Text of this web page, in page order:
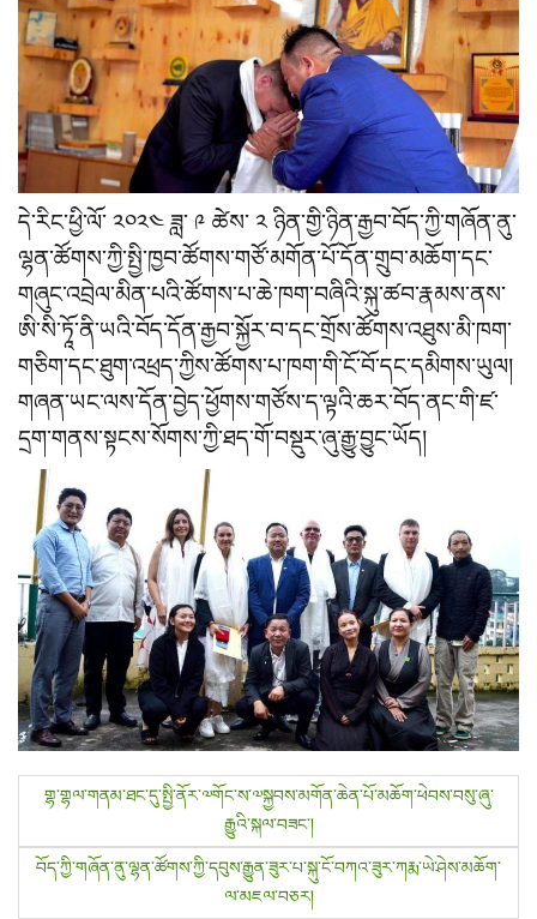
དེ་རིང་ཕྱི་ལོ་ ༢༠༢༤ ཟླ་ ༩ ཚེས་ ༢ ཉིན་གྱི་ཉིན་རྒྱབ་བོད་ཀྱི་གཞོན་ནུ་
ལྷན་ཚོགས་ཀྱི་སྤྱི་ཁྱབ་ཚོགས་གཙོ་མགོན་པོ་དོན་གྲུབ་མཆོག་དང་
གཞུང་འབྲེལ་མིན་པའི་ཚོགས་པ་ཆེ་ཁག་བཞིའི་སྐུ་ཚབ་རྣམས་ནས་
ཨི་སི་ཏཱོ་ནི་ཡའི་བོད་དོན་རྒྱབ་སྐྱོར་བ་དང་གྲོས་ཚོགས་འཐུས་མི་ཁག་
གཅིག་དང་ཐུག་འཕྲད་ཀྱིས་ཚོགས་པ་ཁག་གི་ངོ་བོ་དང་དམིགས་ཡུལ།
གཞན་ཡང་ལས་དོན་བྱེད་ཕྱོགས་གཙོས་ད་ལྟའི་ཆར་བོད་ནང་གི་ཛ་
དྲག་གནས་སྟངས་སོགས་ཀྱི་ཐད་གོ་བསྡུར་ཞུ་རྒྱུ་བྱུང་ཡོད།
o
གྷ་གྷལ་གནམ་ཐང་དུ་སྤྱི་ནོར་༧གོང་ས་༧སྐྱབས་མགོན་ཆེན་པོ་མཆོག་ཕེབས་བསུ་ཞུ་
རྒྱུའི་སྐལ་བཟང་།
བོད་ཀྱི་གཞོན་ནུ་ལྷན་ཚོགས་ཀྱི་དབུས་རྒྱུན་ཟུར་པ་སྐུ་ངོ་བཀའ་ཟུར་ཀརྨ་ཡེ་ཤེས་མཆོག་
ལ་མཇལ་བཅར།